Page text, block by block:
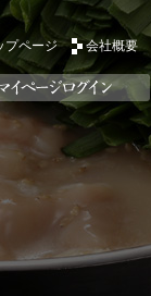
プページ
会社概要